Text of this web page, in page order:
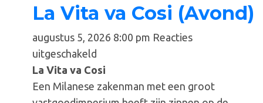
La Vita va Cosi (Avond)
augustus 5, 2026 8:00 pm Reacties
uitgeschakeld
La
Vita
La Vita va Cosi
Een Milanese zakenman met een groot